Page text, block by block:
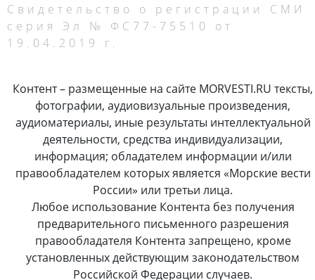
Свидетельство о регистрации СМИ
серия Эл № ФС77-75510 от
19.04.2019 г.
Контент – размещенные на сайте MORVESTI.RU тексты,
фотографии, аудиовизуальные произведения,
аудиоматериалы, иные результаты интеллектуальной
деятельности, средства индивидуализации,
информация; обладателем информации и/или
правообладателем которых является «Морские вести
России» или третьи лица.
Любое использование Контента без получения
предварительного письменного разрешения
правообладателя Контента запрещено, кроме
установленных действующим законодательством
Российской Федерации случаев.